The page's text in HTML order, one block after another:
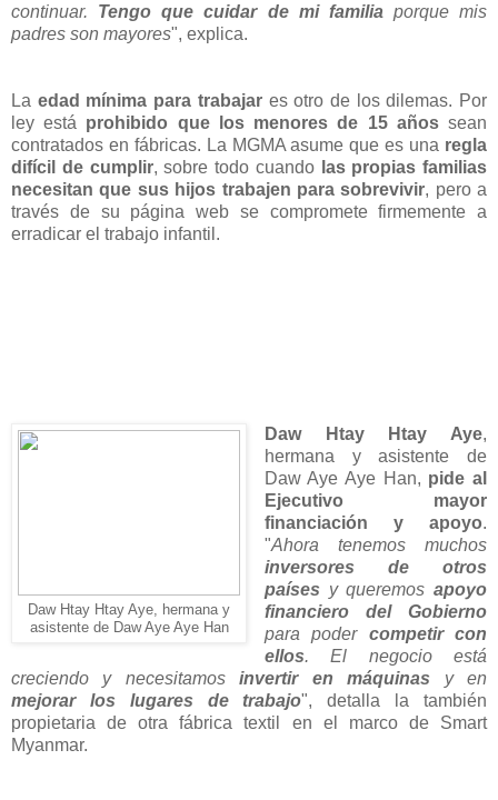
continuar. Tengo que cuidar de mi familia porque mis
padres son mayores", explica.
La edad mínima para trabajares otro de los dilemas. Por
ley está prohibido que los menores de 15 añossean
contratados en fábricas. La MGMA asume que es una regla
difícil de cumplir, sobre todo cuando las propias familias
necesitan que sus hijos trabajen para sobrevivir, pero a
través de su página web se compromete firmemente a
erradicar el trabajo infantil.
Daw Htay Htay Aye, hermana y
asistente de Daw Aye Aye Han
Daw Htay Htay Aye,
hermana y asistente de
Daw Aye Aye Han, pide al
Ejecutivo mayor
financiación y apoyo.
"Ahora tenemos muchos
inversores de otros
países y queremos apoyo
financiero del Gobierno
para poder competir con
ellos. El negocio está
creciendo y necesitamosinvertir en máquinas y en
mejorar los lugares de trabajo", detalla la también
propietaria de otra fábrica textil en el marco de Smart
Myanmar.